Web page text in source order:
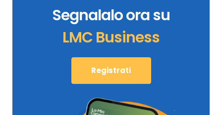
Segnalalo ora su
LMC Business
Registrati